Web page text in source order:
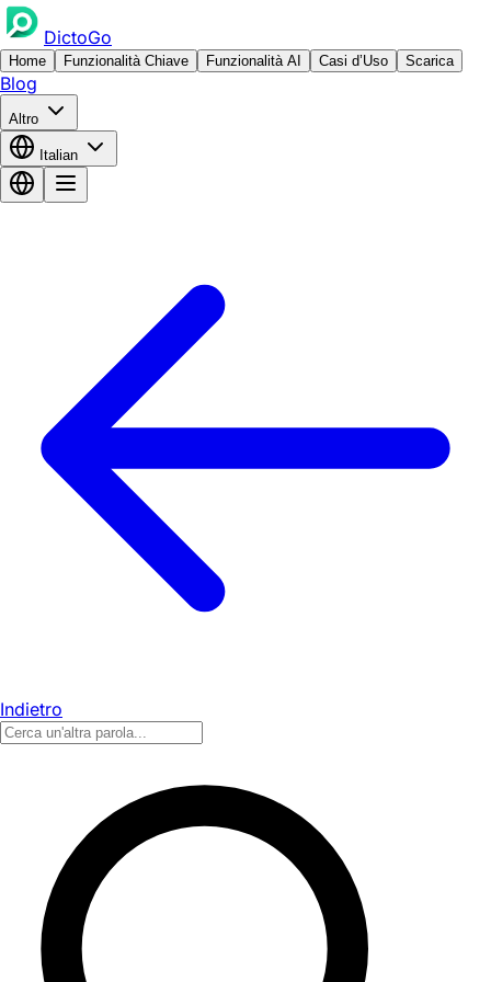
DictoGo
Home Funzionalità Chiave Funzionalità AI Casi d’Uso Scarica
Blog
Altro
Italian
Indietro